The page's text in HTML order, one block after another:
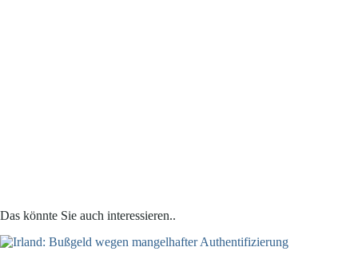
Das könnte Sie auch interessieren..